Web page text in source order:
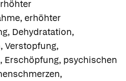
erhöhter
Dehydratation,
Verstopfung,
Erschöpfung, psychischen